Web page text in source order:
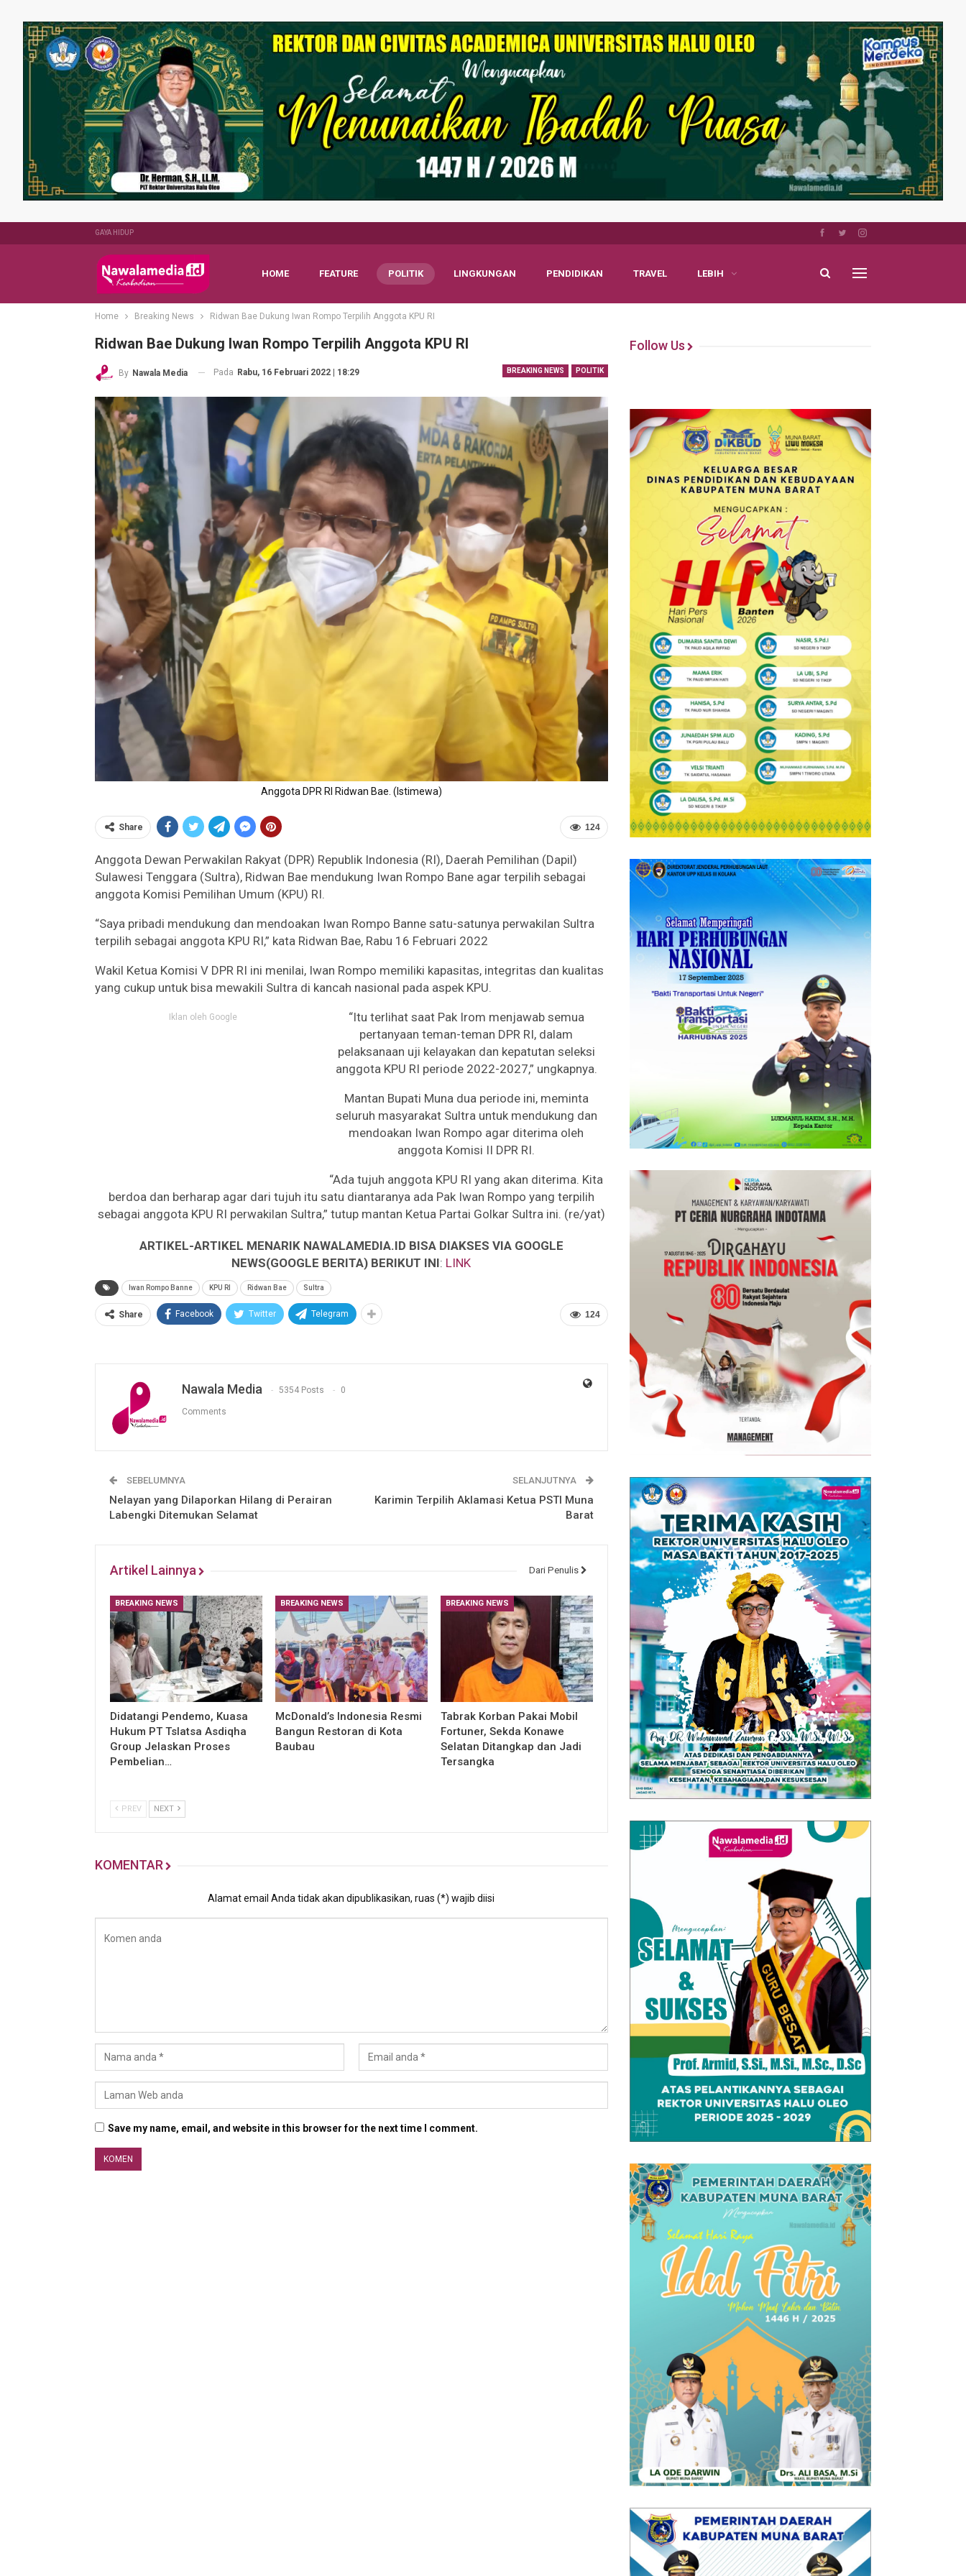
GAYA HIDUP
HOME FEATURE POLITIK LINGKUNGAN PENDIDIKAN TRAVEL LEBIH
Home Breaking News Ridwan Bae Dukung Iwan Rompo Terpilih Anggota KPU RI
Ridwan Bae Dukung Iwan Rompo Terpilih Anggota KPU RI
BREAKING NEWS POLITIK
By Nawala Media Pada Rabu, 16 Februari 2022 | 18:29
Anggota DPR RI Ridwan Bae. (Istimewa)
124
Share
Anggota Dewan Perwakilan Rakyat (DPR) Republik Indonesia (RI), Daerah Pemilihan (Dapil)
Sulawesi Tenggara (Sultra), Ridwan Bae mendukung Iwan Rompo Bane agar terpilih sebagai
anggota Komisi Pemilihan Umum (KPU) RI.
“Saya pribadi mendukung dan mendoakan Iwan Rompo Banne satu-satunya perwakilan Sultra
terpilih sebagai anggota KPU RI,” kata Ridwan Bae, Rabu 16 Februari 2022
Wakil Ketua Komisi V DPR RI ini menilai, Iwan Rompo memiliki kapasitas, integritas dan kualitas
yang cukup untuk bisa mewakili Sultra di kancah nasional pada aspek KPU.
Iklan oleh Google
“Itu terlihat saat Pak Irom menjawab semua
pertanyaan teman-teman DPR RI, dalam
pelaksanaan uji kelayakan dan kepatutan seleksi
anggota KPU RI periode 2022-2027,” ungkapnya.
Mantan Bupati Muna dua periode ini, meminta
seluruh masyarakat Sultra untuk mendukung dan
mendoakan Iwan Rompo agar diterima oleh
anggota Komisi II DPR RI.
“Ada tujuh anggota KPU RI yang akan diterima. Kita
berdoa dan berharap agar dari tujuh itu satu diantaranya ada Pak Iwan Rompo yang terpilih
sebagai anggota KPU RI perwakilan Sultra,” tutup mantan Ketua Partai Golkar Sultra ini. (re/yat)
ARTIKEL-ARTIKEL MENARIK NAWALAMEDIA.ID BISA DIAKSES VIA GOOGLE
NEWS(GOOGLE BERITA) BERIKUT INI: LINK
Iwan Rompo Banne KPU RI Ridwan Bae Sultra
124
Share Facebook Twitter Telegram
Nawala Media 5354 Posts 0
Comments
SEBELUMNYA
Nelayan yang Dilaporkan Hilang di Perairan
Labengki Ditemukan Selamat
SELANJUTNYA
Karimin Terpilih Aklamasi Ketua PSTI Muna
Barat
Artikel Lainnya Dari Penulis
BREAKING NEWS
Didatangi Pendemo, Kuasa
Hukum PT Tslatsa Asdiqha
Group Jelaskan Proses
Pembelian…
BREAKING NEWS
McDonald’s Indonesia Resmi
Bangun Restoran di Kota
Baubau
BREAKING NEWS
Tabrak Korban Pakai Mobil
Fortuner, Sekda Konawe
Selatan Ditangkap dan Jadi
Tersangka
PREV NEXT
KOMENTAR
Alamat email Anda tidak akan dipublikasikan, ruas (*) wajib diisi
Save my name, email, and website in this browser for the next time I comment.
Follow Us